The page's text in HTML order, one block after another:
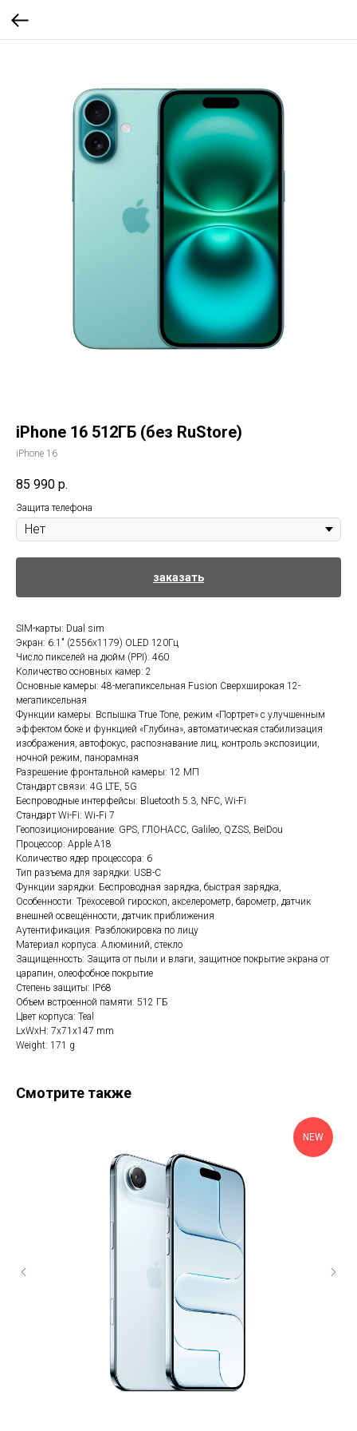
iPhone 16 512ГБ (без RuStore)
iPhone 16
85 990 р.
Защита телефона
заказать
SIM-карты: Dual sim
Экран: 6.1" (2556x1179) OLED 120Гц
Число пикселей на дюйм (PPI): 460
Количество основных камер: 2
Основные камеры: 48-мегапиксельная Fusion Сверхширокая 12-
мегапиксельная
Функции камеры: Вспышка True Tone, режим «Портрет» с улучшенным
эффектом боке и функцией «Глубина», автоматическая стабилизация
изображения, автофокус, распознавание лиц, контроль экспозиции,
ночной режим, панорамная
Разрешение фронтальной камеры: 12 МП
Стандарт связи: 4G LTE, 5G
Беспроводные интерфейсы: Bluetooth 5.3, NFC, Wi-Fi
Стандарт Wi-Fi: Wi‑Fi 7
Геопозиционирование: GPS, ГЛОНАСС, Galileo, QZSS, BeiDou
Процессор: Apple A18
Количество ядер процессора: 6
Тип разъема для зарядки: USB-C
Функции зарядки: Беспроводная зарядка, быстрая зарядка,
Особенности: Трёхосевой гироскоп, акселерометр, барометр, датчик
внешней освещённости, датчик приближения
Аутентификация: Разблокировка по лицу
Материал корпуса: Алюминий, стекло
Защищенность: Защита от пыли и влаги, защитное покрытие экрана от
царапин, олеофобное покрытие
Степень защиты: IP68
Объем встроенной памяти: 512 ГБ
Цвет корпуса: Teal
LxWxH: 7x71x147 mm
Weight: 171 g
Смотрите также
NEW